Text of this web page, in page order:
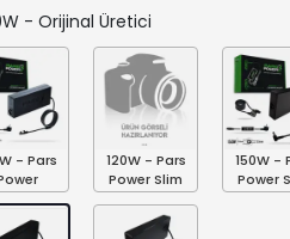
- Orijinal Üretici
- Pars
120W - Pars
Power Slim
150W -
Power